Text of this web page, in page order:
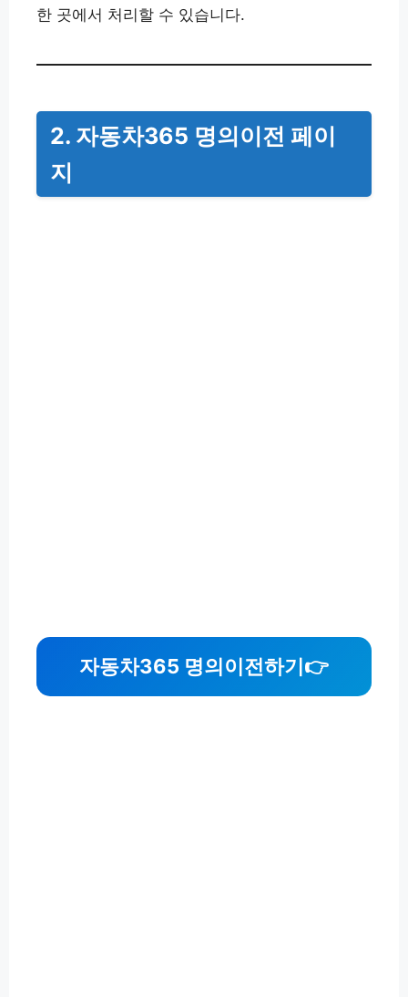
한 곳에서 처리할 수 있습니다.
2. 자동차365 명의이전 페이
지
자동차365 명의이전하기👉